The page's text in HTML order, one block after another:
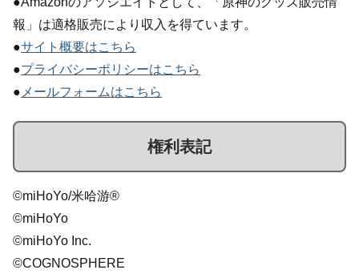
報」は適格販売により収入を得ています。
●サイト概要はこちら
●プライバシーポリシーはこちら
● メールフォームはこちら
権利表記
©miHoYo/米哈游®
©miHoYo
©miHoYo Inc.
©COGNOSPHERE